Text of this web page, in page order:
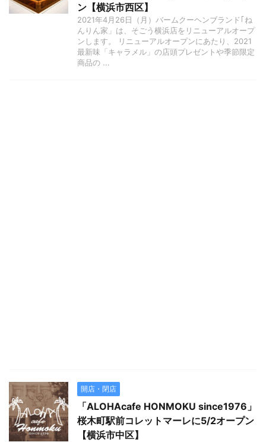
ン【横浜市西区】
2021年4月26日（月）バームクーヘンブランド｢ね
んりん家」は、そごう横浜店をリニューアルオープ
ンします。 リニューアルオープンにあたり、2021
最新味「キャラメル」の店頭プレゼントや季節限定
商品の ...
開店・閉店
「ALOHAcafe HONMOKU since1976」
桜木町駅前コレットマーレに5/2オープン
【横浜市中区】